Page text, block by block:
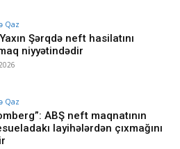
Qaz
Şərqdə neft hasilatını
niyyətindədir
Qaz
ABŞ neft maqnatının
layihələrdən çıxmağını